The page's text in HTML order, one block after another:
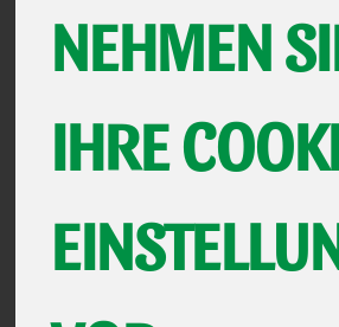
NEHMEN
IHRE
12
Weitere Wurst